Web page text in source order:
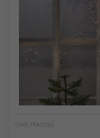
STAR TRADING